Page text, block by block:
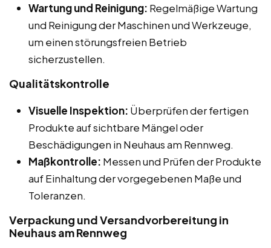
Wartung und Reinigung: Regelmäßige Wartung
und Reinigung der Maschinen und Werkzeuge,
um einen störungsfreien Betrieb
sicherzustellen.
Qualitätskontrolle
Visuelle Inspektion: Überprüfen der fertigen
Produkte auf sichtbare Mängel oder
Beschädigungen in Neuhaus am Rennweg.
Maßkontrolle: Messen und Prüfen der Produkte
auf Einhaltung der vorgegebenen Maße und
Toleranzen.
Verpackung und Versandvorbereitung in
Neuhaus am Rennweg